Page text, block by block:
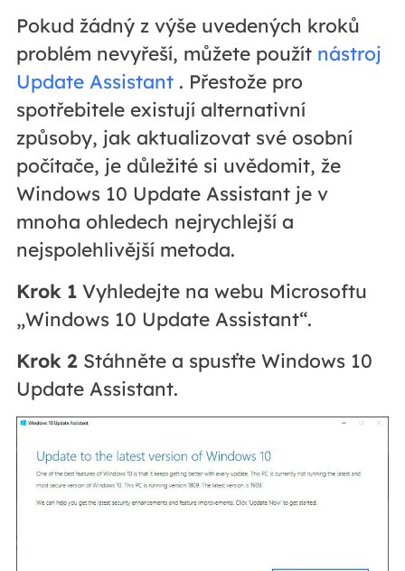
Pokud žádný z výše uvedených kroků
problém nevyřeší, můžete použít nástroj
Update Assistant. Přestože pro
spotřebitele existují alternativní
způsoby, jak aktualizovat své osobní
počítače, je důležité si uvědomit, že
Windows 10 Update Assistant je v
mnoha ohledech nejrychlejší a
nejspolehlivější metoda.
Krok 1Vyhledejte na webu Microsoftu
„Windows 10 Update Assistant“.
Krok 2Stáhněte a spusťte Windows 10
Update Assistant.